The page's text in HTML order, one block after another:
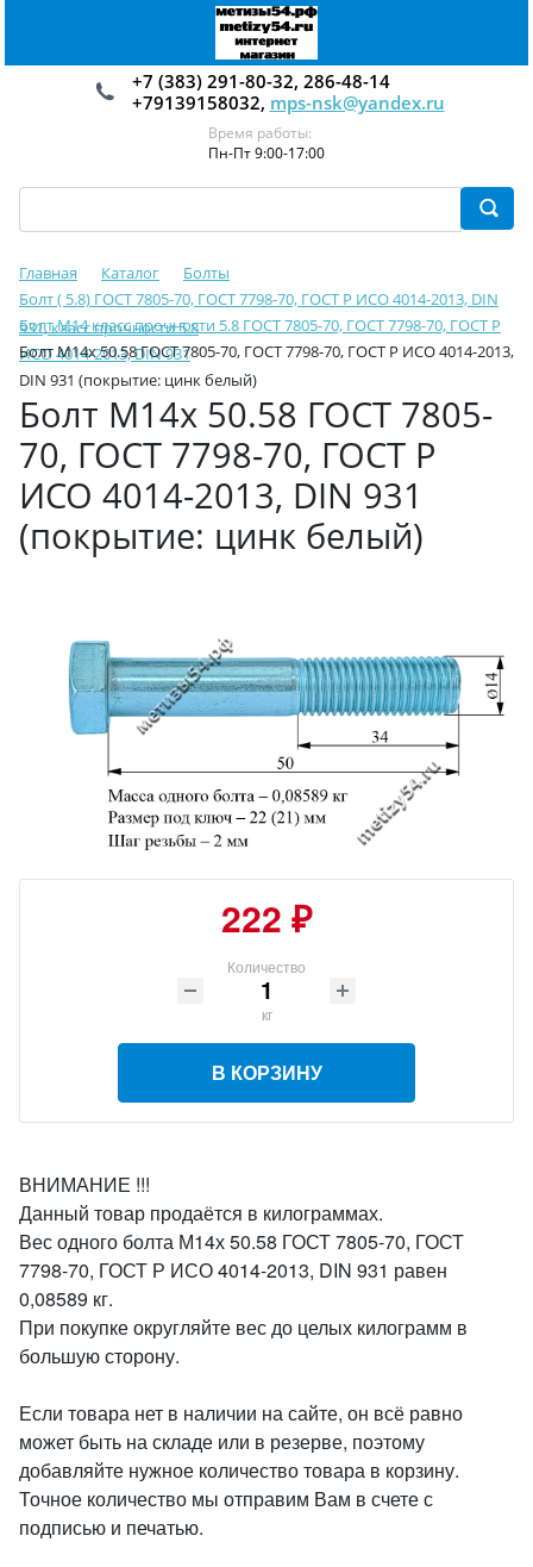
+7 (383) 291-80-32, 286-48-14
+79139158032, mps-nsk@yandex.ru
Время работы:
Пн-Пт 9:00-17:00
Главная Каталог
Болты
Болт ( 5.8) ГОСТ 7805-70, ГОСТ 7798-70, ГОСТ Р ИСО 4014-2013, DIN
931, класс прочности 5.8
Болт М14 класс прочности 5.8 ГОСТ 7805-70, ГОСТ 7798-70, ГОСТ Р
ИСО 4014-2013, DIN 931
Болт М14х 50.58 ГОСТ 7805-70, ГОСТ 7798-70, ГОСТ Р ИСО 4014-2013,
DIN 931 (покрытие: цинк белый)
Болт М14х 50.58 ГОСТ 7805-
70, ГОСТ 7798-70, ГОСТ Р
ИСО 4014-2013, DIN 931
(покрытие: цинк белый)
222 ₽
Количество
кг
В КОРЗИНУ
ВНИМАНИЕ !!!
Данный товар продаётся в килограммах.
Вес одного болта М14х 50.58 ГОСТ 7805-70, ГОСТ
7798-70, ГОСТ Р ИСО 4014-2013, DIN 931 равен
0,08589 кг.
При покупке округляйте вес до целых килограмм в
большую сторону.
Если товара нет в наличии на сайте, он всё равно
может быть на складе или в резерве, поэтому
добавляйте нужное количество товара в корзину.
Точное количество мы отправим Вам в счете с
подписью и печатью.